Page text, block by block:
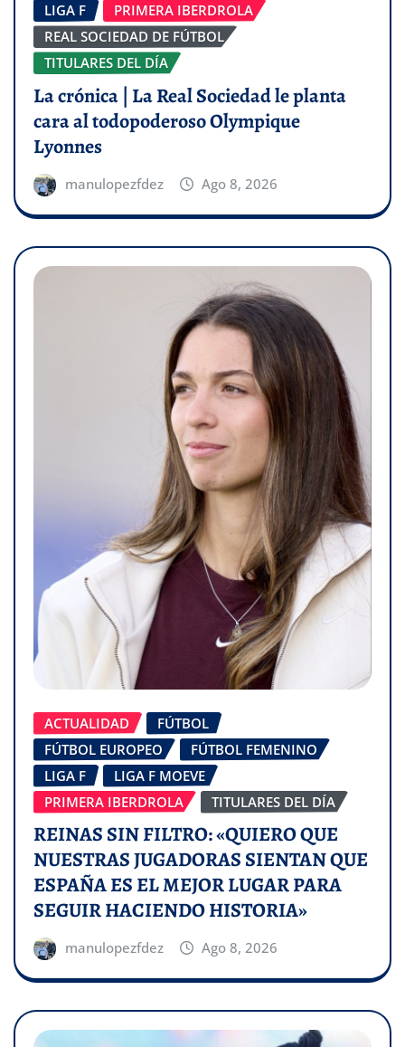
LIGA F
PRIMERA IBERDROLA
REAL SOCIEDAD DE FÚTBOL
TITULARES DEL DÍA
La crónica | La Real Sociedad le planta
cara al todopoderoso Olympique
Lyonnes
manulopezfdez Ago 8, 2026
ACTUALIDAD
FÚTBOL
FÚTBOL EUROPEO
FÚTBOL FEMENINO
LIGA F
LIGA F MOEVE
PRIMERA IBERDROLA
TITULARES DEL DÍA
REINAS SIN FILTRO: «QUIERO QUE
NUESTRAS JUGADORAS SIENTAN QUE
ESPAÑA ES EL MEJOR LUGAR PARA
SEGUIR HACIENDO HISTORIA»
manulopezfdez Ago 8, 2026